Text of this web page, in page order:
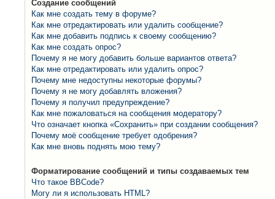
Создание сообщений
Как мне создать тему в форуме?
Как мне отредактировать или удалить сообщение?
Как мне добавить подпись к своему сообщению?
Как мне создать опрос?
Почему я не могу добавить больше вариантов ответа?
Как мне отредактировать или удалить опрос?
Почему мне недоступны некоторые форумы?
Почему я не могу добавлять вложения?
Почему я получил предупреждение?
Как мне пожаловаться на сообщения модератору?
Что означает кнопка «Сохранить» при создании сообщения?
Почему моё сообщение требует одобрения?
Как мне вновь поднять мою тему?
Форматирование сообщений и типы создаваемых тем
Что такое BBCode?
Могу ли я использовать HTML?